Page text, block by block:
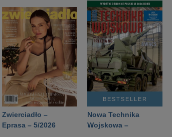
Zwierciadło –
Eprasa – 5/2026
BESTSELLER
Nowa Technika
Wojskowa –